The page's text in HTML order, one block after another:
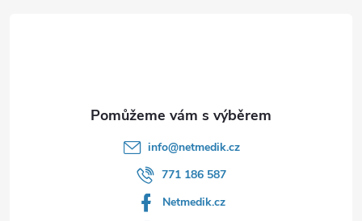
info@netmedik.cz
771 186 587
Netmedik.cz